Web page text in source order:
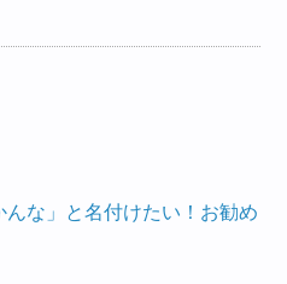
な」と名付けたい！お勧め